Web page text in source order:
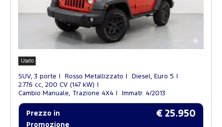
Usato
SUV, 3 porte Rosso Metallizzato
Diesel, Euro 5
2.776 cc, 200 CV (147 kW)
Cambio Manuale, Trazione 4X4
Immatr. 4/2013
Prezzo in
Promozione
€ 25.950